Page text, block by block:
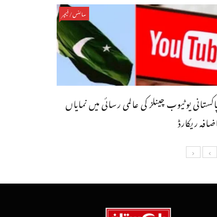
سائنس/فیچر
یوٹیوب چینلز کی عالمی رسائی میں نمایاں
ریکارڈ